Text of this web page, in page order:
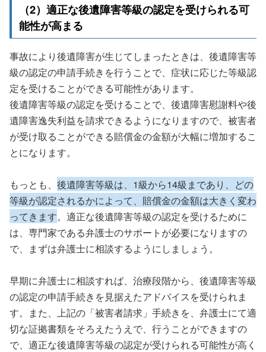
（2）適正な後遺障害等級の認定を受けられる可
能性が高まる
事故により後遺障害が生じてしまったときは、後遺障害等
級の認定の申請手続きを行うことで、症状に応じた等級認
定を受けることができる可能性があります。
後遺障害等級の認定を受けることで、後遺障害慰謝料や後
遺障害逸失利益を請求できるようになりますので、被害者
が受け取ることができる賠償金の金額が大幅に増加するこ
とになります。
もっとも、 後遺障害等級は、1級から14級まであり、どの
等級が認定されるかによって、賠償金の金額は大きく変わ
ってきます。適正な後遺障害等級の認定を受けるために
は、専門家である弁護士のサポートが必要になりますの
で、まずは弁護士に相談するようにしましょう。
早期に弁護士に相談すれば、治療段階から、後遺障害等級
の認定の申請手続きを見据えたアドバイスを受けられま
す。また、上記の「被害者請求」手続きを、弁護士にて適
切な証拠書類をそろえたうえで、行うことができますの
で、適正な後遺障害等級の認定が受けられる可能性が高く